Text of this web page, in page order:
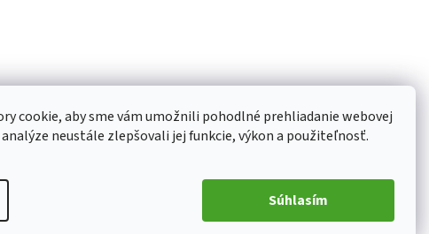
cookie, aby sme vám umožnili pohodlné prehliadanie webovej
neustále zlepšovali jej funkcie, výkon a použiteľnosť.
Súhlasím